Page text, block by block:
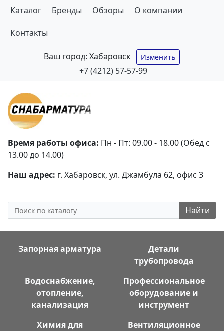
Каталог Бренды Обзоры О компании
Контакты
Ваш город: Хабаровск Изменить
+7 (4212) 57-57-99
Время работы офиса: Пн - Пт: 09.00 - 18.00 (Обед с
13.00 до 14.00)
Наш адрес: г. Хабаровск, ул. Джамбула 62, офис 3
Найти
Запорная арматура
Детали
трубопровода
Водоснабжение,
отопление,
канализация
Профессиональное
оборудование и
инструмент
Химия для
Вентиляционное